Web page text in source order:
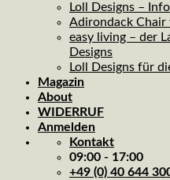
Loll Designs –
Adirondack Chair
easy living – der
Designs
Loll Designs für
Magazin
About
WIDERRUF
Anmelden
Kontakt
09:00 - 17:00
+49 (0) 40 644